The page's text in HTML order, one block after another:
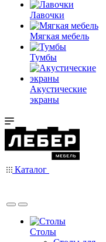
Лавочки
Мягкая мебель
Тумбы
Акустические
экраны
Каталог
Столы